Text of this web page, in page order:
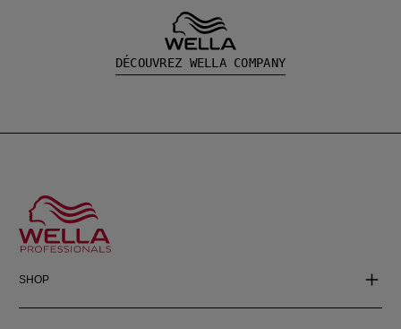
DÉCOUVREZ WELLA COMPANY
SHOP